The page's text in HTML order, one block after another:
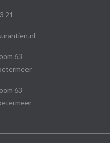
21
63
63